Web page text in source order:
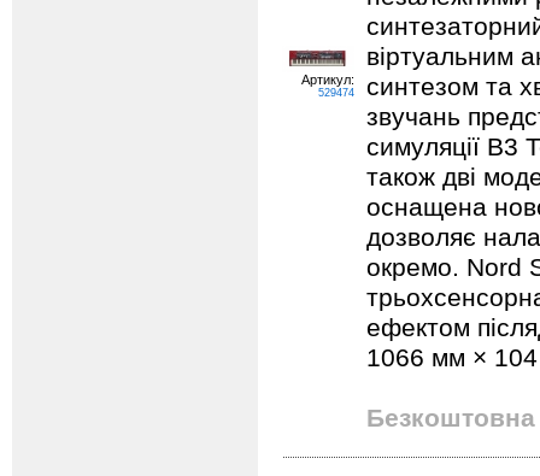
Артикул:
529474
віртуальним
синтезом та
звучань
симуляції B3
також дві
оснащена
дозволяє
окремо. Nord
ефектом
1066 мм ×
Безкоштовна